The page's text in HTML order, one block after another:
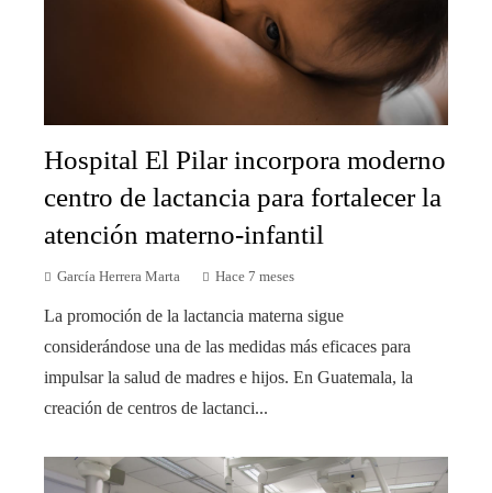
Hospital El Pilar incorpora moderno
centro de lactancia para fortalecer la
atención materno-infantil
García Herrera Marta Hace 7 meses
La promoción de la lactancia materna sigue
considerándose una de las medidas más eficaces para
impulsar la salud de madres e hijos. En Guatemala, la
creación de centros de lactanci...